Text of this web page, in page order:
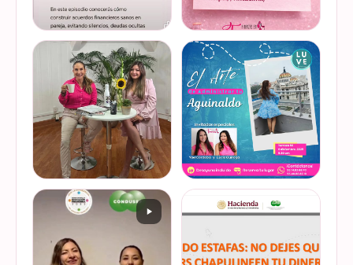
@lucyquiroga tuvo la
oportunidad de conversar
con la gran Ilana Sod, en el
#podcast Consejo Capital
de @scotiabankmx Gracias
por la invitac…
VER EN
INSTAGRAM
Prometemos que no
desaparecimos… solo
estamos reorganizando
todo (y esperando a que el
diseñador vuelva del retiro
😅). No estamos publicand…
VER EN
INSTAGRAM
De cuando te toca ser la
entrevistada. Un placer
platicar con Esther Luiselli
de tus finanzas en la serie
de "Mu…
VER EN
INSTAGRAM
mejor forma de gestionar
ese dinero extra de fin de
ahorro o aguinaldo, es un
dinero…
VER EN
INSTAGRAM